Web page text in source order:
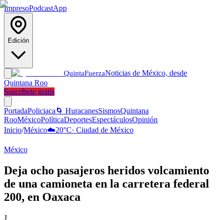
ImpresoPodcastApp
Edición
QuintaFuerzaNoticias de México, desde
Quintana Roo
Suscríbete gratis
PortadaPoliciaca 🌀 HuracanesSismosQuintana
RooMéxicoPolíticaDeportesEspectáculosOpinión
Inicio/México☁️20°C· Ciudad de México
México
Deja ocho pasajeros heridos volcamiento
de una camioneta en la carretera federal
200, en Oaxaca
J